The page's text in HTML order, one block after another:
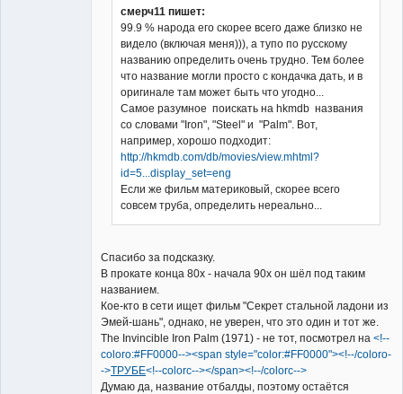
смерч11 пишет:
99.9 % народа его скорее всего даже близко не
видело (включая меня))), а тупо по русскому
названию определить очень трудно. Тем более
что название могли просто с кондачка дать, и в
оригинале там может быть что угодно...
Самое разумное поискать на hkmdb названия
со словами "Iron", "Steel" и "Palm". Вот,
например, хорошо подходит:
http://hkmdb.com/db/movies/view.mhtml?
id=5...display_set=eng
Если же фильм материковый, скорее всего
совсем труба, определить нереально...
Спасибо за подсказку.
В прокате конца 80х - начала 90х он шёл под таким
названием.
Кое-кто в сети ищет фильм "Cекрет стальной ладони из
Эмей-шань", однако, не уверен, что это один и тот же.
The Invincible Iron Palm (1971) - не тот, посмотрел на <!--
coloro:#FF0000--><span style="color:#FF0000"><!--/coloro-
->ТРУБЕ<!--colorc--></span><!--/colorc-->
Думаю да, название отбалды, поэтому остаётся